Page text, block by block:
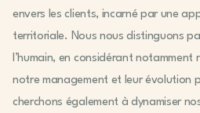
envers les clients, incarné par une
territoriale. Nous nous distinguons
l’humain, en considérant
notre management et leur évolution
cherchons également à dynamiser